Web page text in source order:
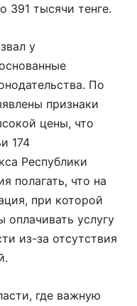
391 тысячи тенге.
у
По
признаки
цены, что
174
Республики
полагать, что на
при которой
услугу
из-за отсутствия
где важную